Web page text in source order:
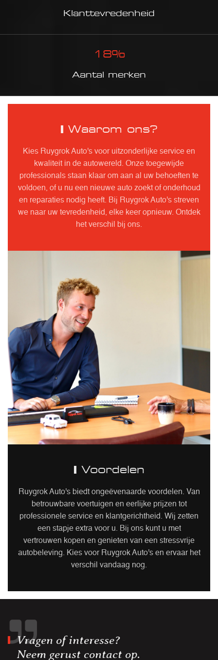
Klanttevredenheid
18%
Aantal merken
Waarom ons?
Kies Ruygrok Auto's voor uitzonderlijke service en
kwaliteit in de autowereld. Onze toegewijde
professionals staan klaar om aan al uw behoeften te
voldoen, of u nu een nieuwe auto zoekt of onderhoud
en reparaties nodig heeft. Bij Ruygrok Auto's streven
we naar uw tevredenheid, elke keer opnieuw. Ontdek
het verschil bij ons.
Voordelen
Ruygrok Auto's biedt ongeëvenaarde voordelen. Van
betrouwbare voertuigen en eerlijke prijzen tot
professionele service en klantgerichtheid. Wij zetten
een stapje extra voor u. Bij ons kunt u met
vertrouwen kopen en genieten van een stressvrije
autobeleving. Kies voor Ruygrok Auto's en ervaar het
verschil vandaag nog.
Vragen of interesse?
Neem gerust contact op.